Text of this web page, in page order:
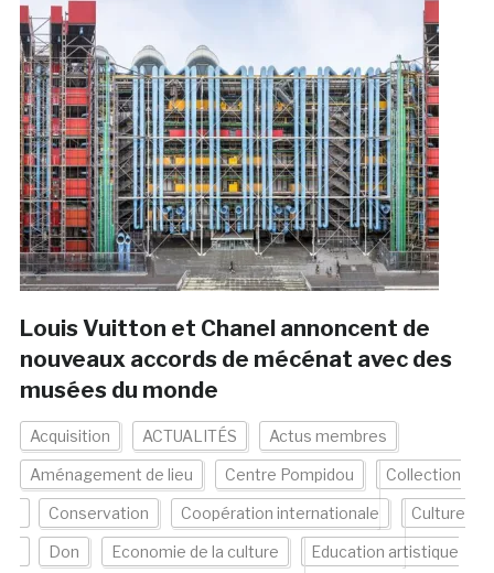
Louis Vuitton et Chanel annoncent de
nouveaux accords de mécénat avec des
musées du monde
Acquisition ACTUALITÉS Actus membres
Aménagement de lieu Centre Pompidou Collection
Conservation Coopération internationale Culture
Don Economie de la culture Education artistique